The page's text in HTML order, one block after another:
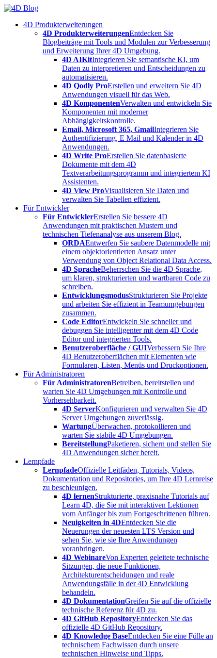
Skip
content4D Produkterweiterungen
4D ProdukterweiterungenEntdecken Sie
Blogbeiträge mit Tools und Modulen zur Verbesserung
und Erweiterung Ihrer 4D Umgebung.
4D AIKitIntegrieren Sie semantische KI, um
Daten zu interpretieren und Entscheidungen zu
automatisieren.
4D Qodly ProErstellen und erweitern Sie 4D
Anwendungen visuell für das Web.
4D KomponentenVerwalten und entwickeln Sie
Komponenten mit moderner
Abhängigkeitskontrolle.
Email, Microsoft 365, GmailIntegrieren Sie
Authentifizierung, E Mail und Kalender in 4D
Anwendungen.
4D Write ProErstellen Sie datenbasierte
Dokumente mit dem 4D
Textverarbeitungsprogramm und integriertem KI
Assistenten.
4D View ProVisualisieren Sie Daten und
verwalten Sie Tabellen effizient.
Für Entwickler
Für EntwicklerErstellen Sie bessere 4D
Anwendungen mit praktischen Mustern und
technischen Tiefenanalyse aus unserem Blog.
ORDAEntwerfen Sie saubere Datenmodelle mit
einem objektorientierten Ansatz unter
Verwendung von Object Relational Data Access.
4D SpracheBeherrschen Sie die 4D Sprache,
um klaren, strukturierten und wartbaren Code zu
schreiben.
EntwicklungsmodusStrukturieren Sie Projekte
und arbeiten Sie effizient in Teamumgebungen
zusammen.
Code EditorEntwickeln Sie schneller und
debuggen Sie intelligenter mit dem 4D Code
Editor und integrierten Tools.
Benutzeroberfläche / GUIVerbessern Sie Ihre
4D Benutzeroberflächen mit Elementen wie
Formularen, Listen, Menüs und Druckoptionen.
Für Administratoren
Für AdministratorenBetreiben, bereitstellen und
warten Sie 4D Umgebungen mit Kontrolle und
Vorhersehbarkeit.
4D ServerKonfigurieren und verwalten Sie 4D
Server Umgebungen zuverlässig.
WartungÜberwachen, protokollieren und
warten Sie stabile 4D Umgebungen.
BereitstellungPaketieren, sichern und stellen Sie
4D Anwendungen sicher bereit.
Lernpfade
LernpfadeOffizielle Leitfäden, Tutorials, Videos,
Dokumentation und Repositories, um Ihre 4D Lernreise
zu beschleunigen.
4D lernenStrukturierte, praxisnahe Tutorials auf
Learn 4D, die Sie mit interaktiven Lektionen
vom Anfänger bis zum Fortgeschrittenen führen.
Neuigkeiten in 4DEntdecken Sie die
Neuerungen der neuesten LTS Version und
sehen Sie, wie sie Ihre Anwendungen
voranbringen.
4D WebinareVon Experten geleitete technische
Sitzungen, die neue Funktionen,
Architekturentscheidungen und reale
Anwendungsfälle in der 4D Entwicklung
behandeln.
4D DokumentationGreifen Sie auf die offizielle
technische Referenz für 4D zu.
4D GitHub RepositoryEntdecken Sie das
offizielle 4D GitHub Repository.
4D Knowledge BaseEntdecken Sie eine Fülle an
technischem Fachwissen durch unsere
technischen Hinweise und Tipps.